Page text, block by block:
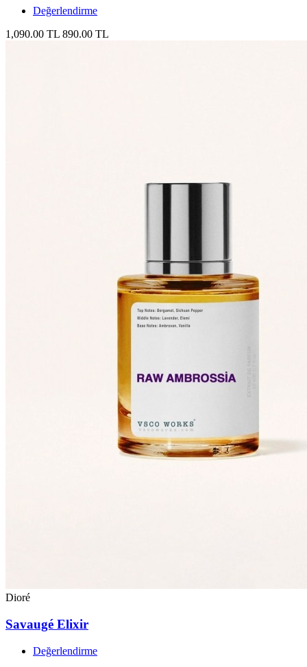
Değerlendirme
1,090.00 TL 890.00 TL
Dioré
Savaugé Elixir
Değerlendirme